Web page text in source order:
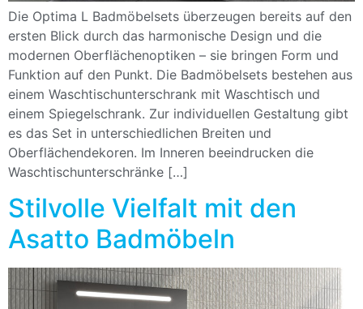
Die Optima L Badmöbelsets überzeugen bereits auf den
ersten Blick durch das harmonische Design und die
modernen Oberflächenoptiken – sie bringen Form und
Funktion auf den Punkt. Die Badmöbelsets bestehen aus
einem Waschtischunterschrank mit Waschtisch und
einem Spiegelschrank. Zur individuellen Gestaltung gibt
es das Set in unterschiedlichen Breiten und
Oberflächendekoren. Im Inneren beeindrucken die
Waschtischunterschränke […]
Stilvolle Vielfalt mit den
Asatto Badmöbeln